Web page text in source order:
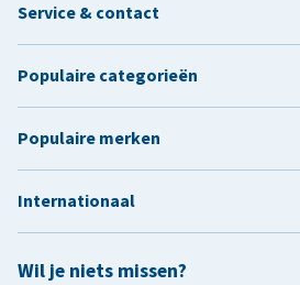
Wil je niets missen?
Service & contact
Populaire categorieën
Populaire merken
Internationaal